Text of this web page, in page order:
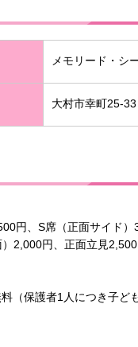
メモリード・シ
大村市幸町25-33
円、S席（正面サイド）
2,000円、正面立見2,500
（保護者1人につき子ど